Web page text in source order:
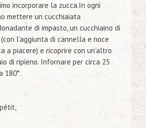
incorporare la zucca.In ogni
mettere un cucchiaiata
di impasto, un cucchiaino di
l’aggiunta di cannella e noce
a piacere) e ricoprire con un’altro
di ripieno. Infornare per circa 25
180°.